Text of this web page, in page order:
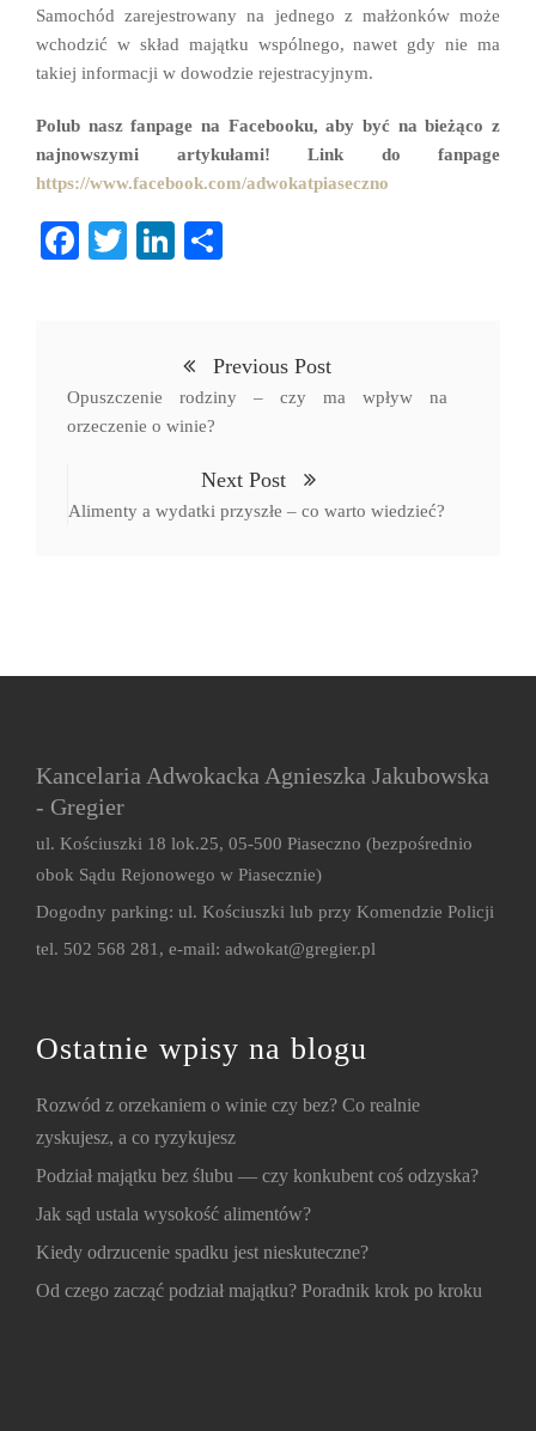
Samochód zarejestrowany na jednego z małżonków może
wchodzić w skład majątku wspólnego, nawet gdy nie ma
takiej informacji w dowodzie rejestracyjnym.
Polub nasz fanpage na Facebooku, aby być na bieżąco z
najnowszymi artykułami! Link do fanpage
https://www.facebook.com/adwokatpiaseczno
Fa
T
Li
In
Previous Post
Opuszczenie rodziny – czy ma wpływ na
orzeczenie o winie?
Next Post
Alimenty a wydatki przyszłe – co warto wiedzieć?
Kancelaria Adwokacka Agnieszka Jakubowska
- Gregier
ul. Kościuszki 18 lok.25, 05-500 Piaseczno (bezpośrednio
obok Sądu Rejonowego w Piasecznie)
Dogodny parking: ul. Kościuszki lub przy Komendzie Policji
tel. 502 568 281, e-mail: adwokat@gregier.pl
Ostatnie wpisy na blogu
Rozwód z orzekaniem o winie czy bez? Co realnie
zyskujesz, a co ryzykujesz
Podział majątku bez ślubu — czy konkubent coś odzyska?
Jak sąd ustala wysokość alimentów?
Kiedy odrzucenie spadku jest nieskuteczne?
Od czego zacząć podział majątku? Poradnik krok po kroku